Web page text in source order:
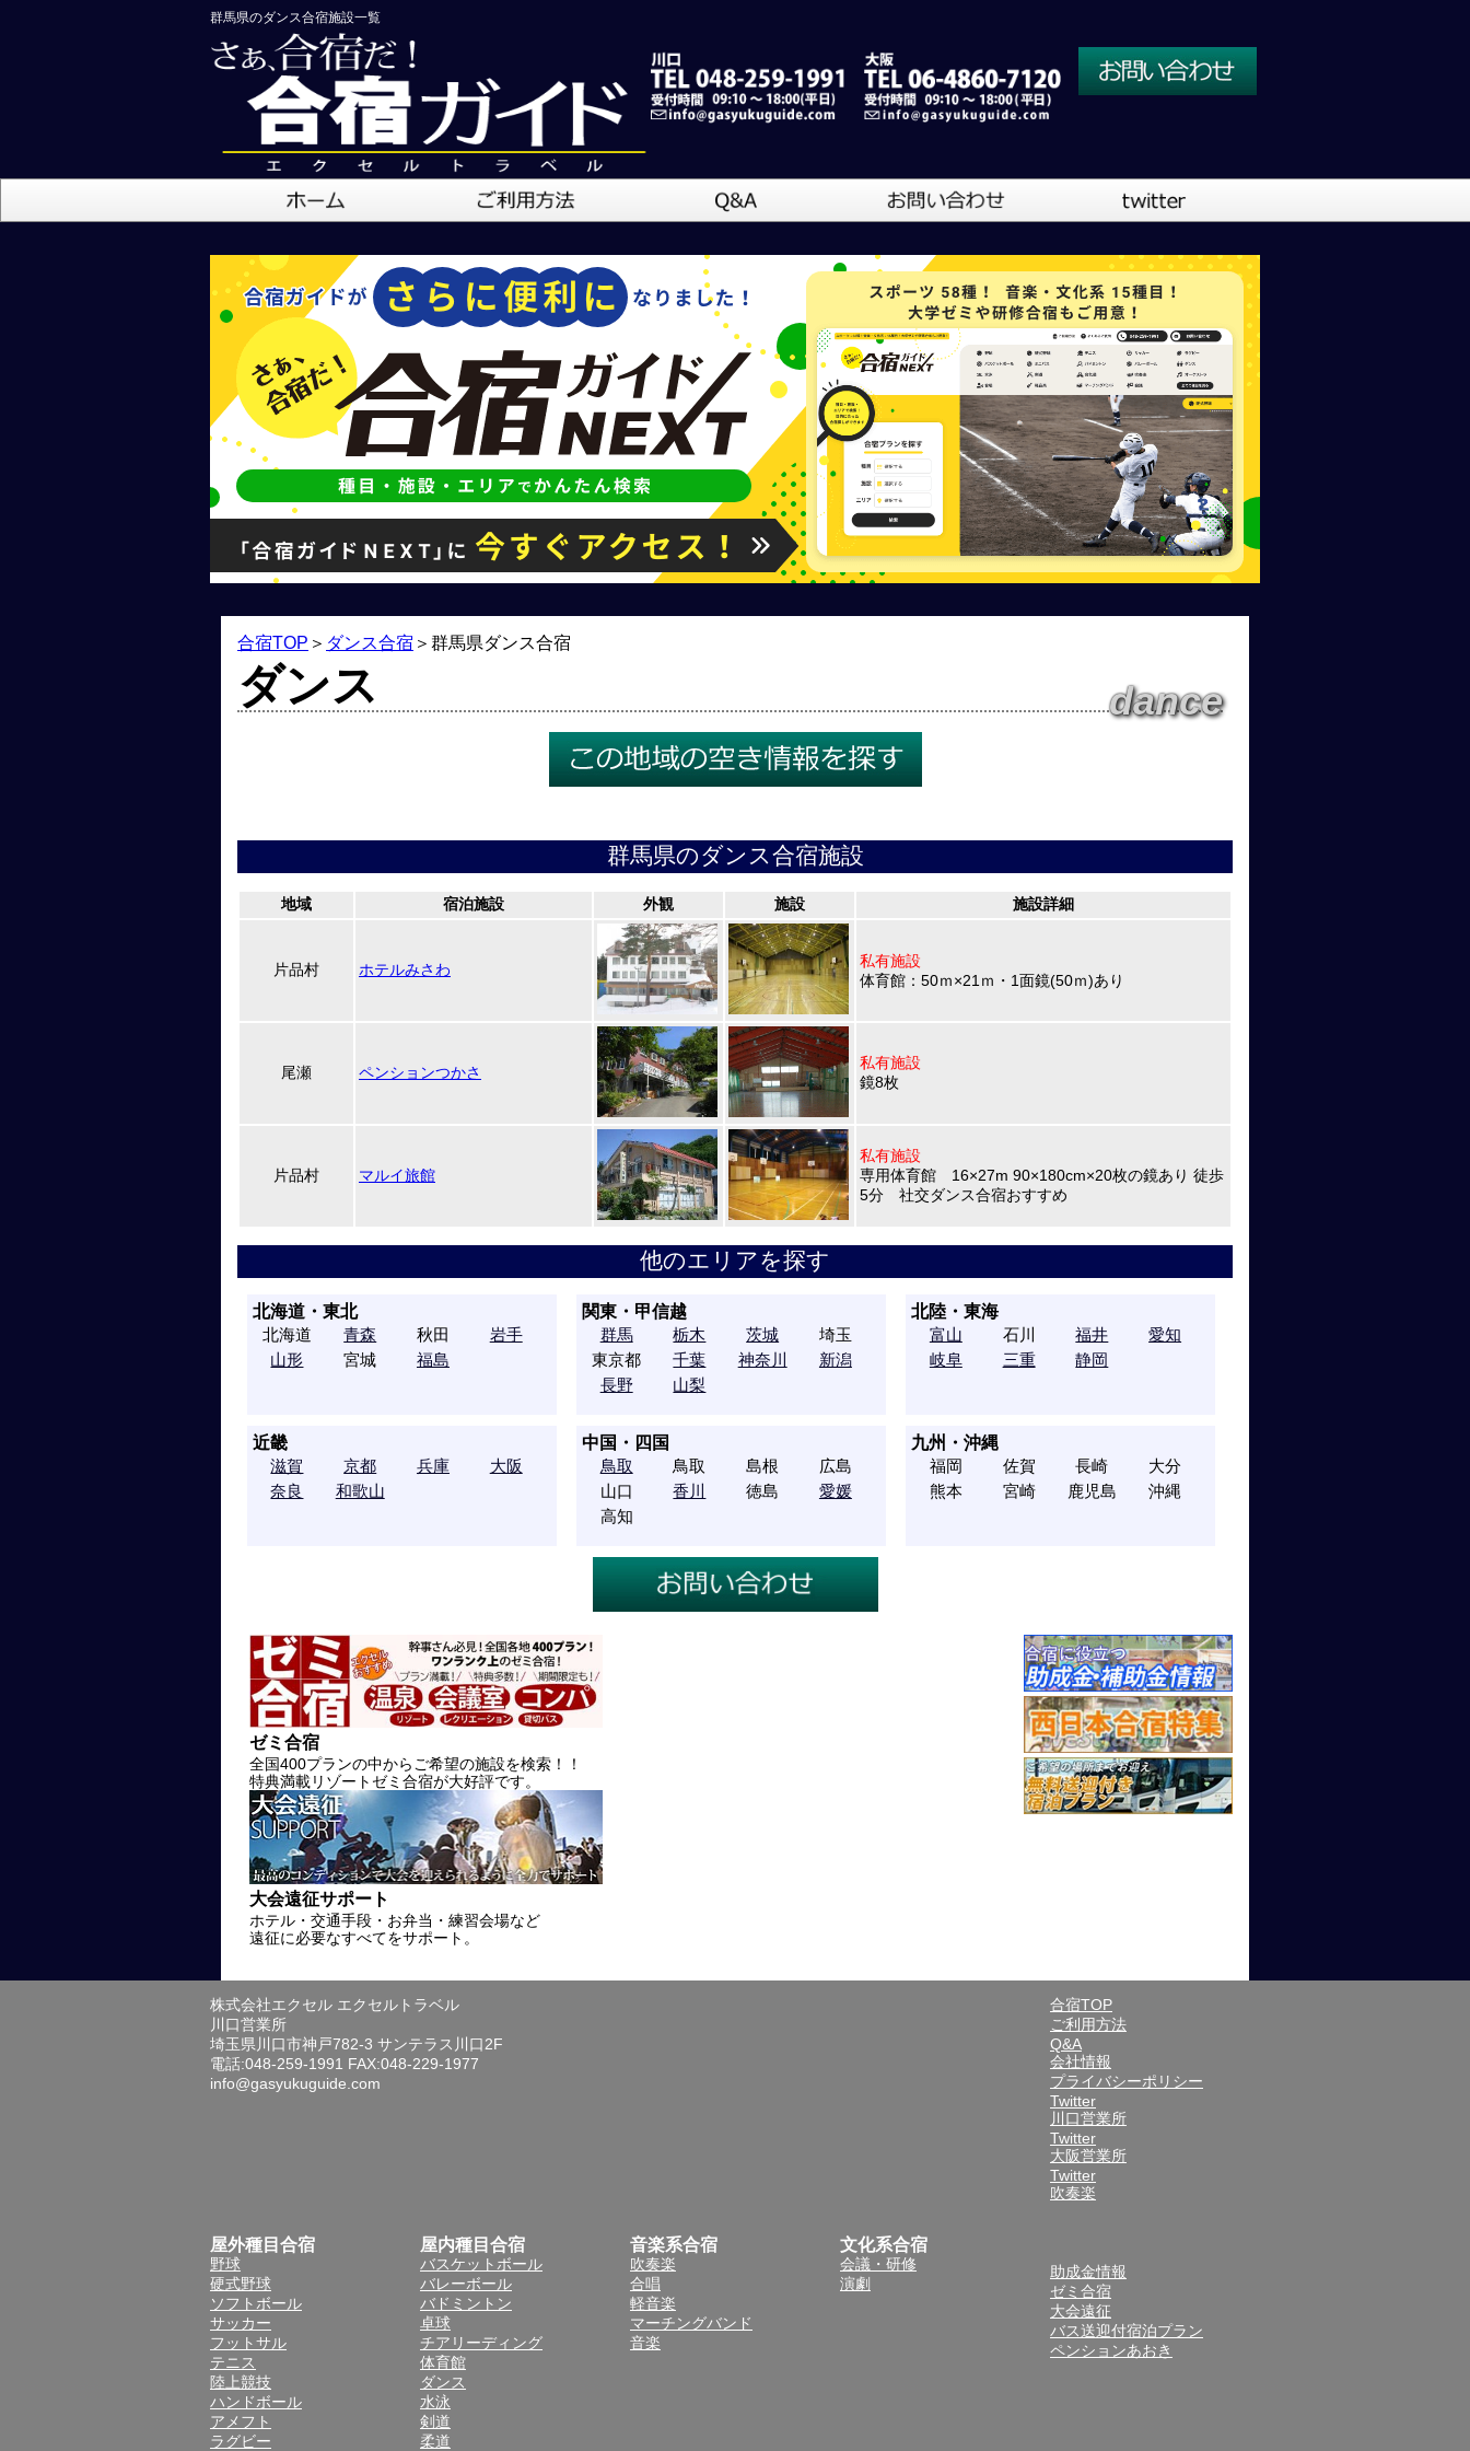
群馬県のダンス合宿施設一覧
大阪営業所
吹奏楽
合宿TOP ＞ ダンス合宿 ＞ 群馬県ダンス合宿
ダンス dance
群馬県のダンス合宿施設
地域 宿泊施設 外観 施設 施設詳細
片品村 ホテルみさわ
私有施設
体育館：50ｍ×21ｍ・1面鏡(50ｍ)あり
尾瀬 ペンションつかさ
私有施設
鏡8枚
片品村 マルイ旅館
私有施設
専用体育館 16×27m 90×180cm×20枚の鏡あり 徒歩
5分 社交ダンス合宿おすすめ
他のエリアを探す
北海道・東北
北海道 青森 秋田
岩手
山形
宮城 福島
関東・甲信越
群馬 栃木 茨城
埼玉
東京都
千葉 神奈川
新潟
長野
山梨
北陸・東海
富山 石川 福井
愛知
岐阜
三重 静岡
近畿
滋賀 京都 兵庫
大阪
奈良
和歌山
中国・四国
鳥取 鳥取 島根
広島
山口
香川 徳島
愛媛
高知
九州・沖縄
福岡 佐賀 長崎
大分
熊本
宮崎 鹿児島 沖縄
ゼミ合宿
全国400プランの中からご希望の施設を検索！！
特典満載リゾートゼミ合宿が大好評です。
大会遠征サポート
ホテル・交通手段・お弁当・練習会場など
遠征に必要なすべてをサポート。
株式会社エクセル エクセルトラベル
川口営業所
埼玉県川口市神戸782-3 サンテラス川口2F
電話:048-259-1991 FAX:048-229-1977
info@gasyukuguide.com
合宿TOP
ご利用方法
Q&A
会社情報
プライバシーポリシー
Twitter
川口営業所
Twitter
大阪営業所
Twitter
吹奏楽
屋外種目合宿
野球
硬式野球
ソフトボール
サッカー
フットサル
テニス
陸上競技
ハンドボール
アメフト
ラグビー
屋内種目合宿
バスケットボール
バレーボール
バドミントン
卓球
チアリーディング
体育館
ダンス
水泳
剣道
柔道
音楽系合宿
吹奏楽
合唱
軽音楽
マーチングバンド
音楽
文化系合宿
会議・研修
演劇
助成金情報
ゼミ合宿
大会遠征
バス送迎付宿泊プラン
ペンションあおき